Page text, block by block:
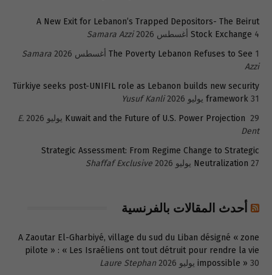
A New Exit for Lebanon’s Trapped Depositors- The Beirut
Stock Exchange 4 أغسطس 2026
Samara Azzi
The Poverty Lebanon Refuses to See 1 أغسطس 2026
Samara
Azzi
Türkiye seeks post-UNIFIL role as Lebanon builds new security
framework 31 يوليو 2026
Yusuf Kanli
Kuwait and the Future of U.S. Power Projection 29 يوليو 2026
E.
Dent
Strategic Assessment: From Regime Change to Strategic
Neutralization 27 يوليو 2026 Shaffaf Exclusive
أحدث المقالات بالفرنسية
A Zaoutar El-Gharbiyé, village du sud du Liban désigné « zone
pilote » : « Les Israéliens ont tout détruit pour rendre la vie
impossible » 30 يوليو 2026
Laure Stephan